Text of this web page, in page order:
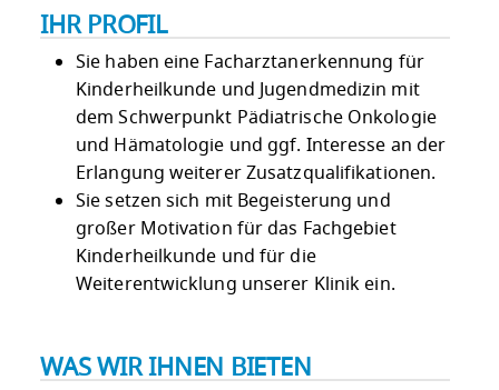
IHR PROFIL
Sie haben eine Facharztanerkennung für
Kinderheilkunde und Jugendmedizin mit
dem Schwerpunkt Pädiatrische Onkologie
und Hämatologie und ggf. Interesse an der
Erlangung weiterer Zusatzqualifikationen.
Sie setzen sich mit Begeisterung und
großer Motivation für das Fachgebiet
Kinderheilkunde und für die
Weiterentwicklung unserer Klinik ein.
WAS WIR IHNEN BIETEN